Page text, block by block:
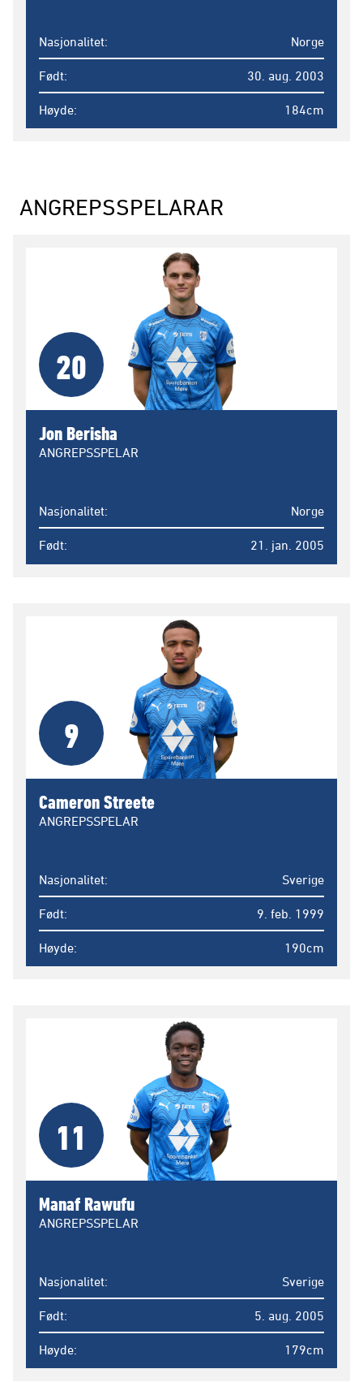
Nasjonalitet Norge
Født 30. aug. 2003
Høyde 184cm
ANGREPSSPELARAR
20
Jon Berisha
ANGREPSSPELAR
Nasjonalitet Norge
Født 21. jan. 2005
9
Cameron Streete
ANGREPSSPELAR
Nasjonalitet Sverige
Født 9. feb. 1999
Høyde 190cm
11
Manaf Rawufu
ANGREPSSPELAR
Nasjonalitet Sverige
Født 5. aug. 2005
Høyde 179cm